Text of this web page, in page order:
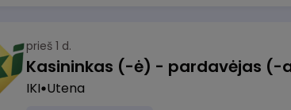
prieš 1 d.
IKI Utena